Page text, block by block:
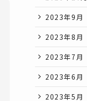
2023年9月
2023年8月
2023年7月
2023年6月
2023年5月